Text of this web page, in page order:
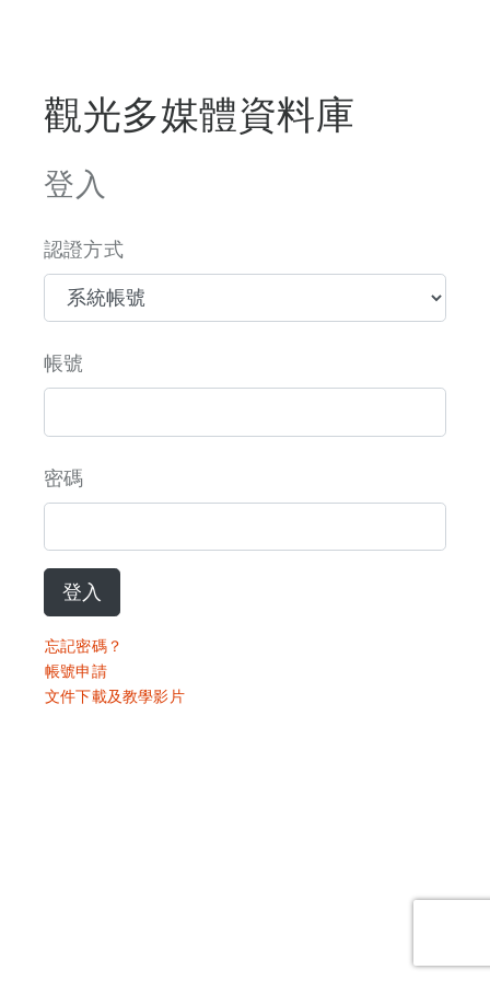
觀光多媒體資料庫
登入
認證方式
帳號
密碼
登入
忘記密碼？
帳號申請
文件下載及教學影片